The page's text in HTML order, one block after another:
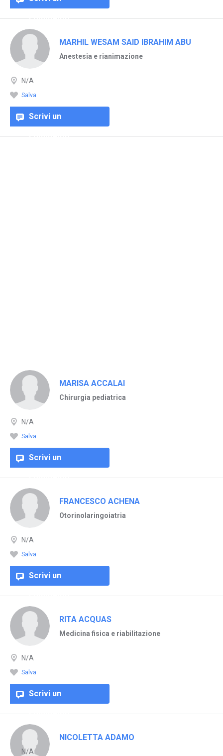
commento
MARHIL WESAM SAID IBRAHIM ABU
Anestesia e rianimazione
N/A
Salva
Scrivi un
commento
MARISA ACCALAI
Chirurgia pediatrica
N/A
Salva
Scrivi un
commento
FRANCESCO ACHENA
Otorinolaringoiatria
N/A
Salva
Scrivi un
commento
RITA ACQUAS
Medicina fisica e riabilitazione
N/A
Salva
Scrivi un
commento
NICOLETTA ADAMO
N/A